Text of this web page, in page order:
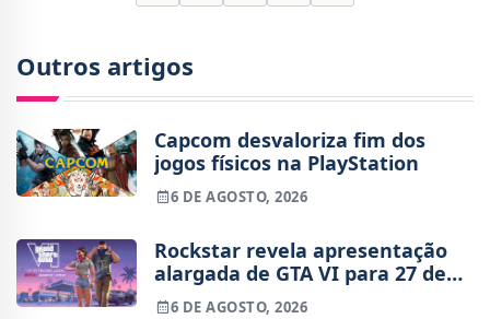
Outros artigos
Capcom desvaloriza fim dos
jogos físicos na PlayStation
6 DE AGOSTO, 2026
Rockstar revela apresentação
alargada de GTA VI para 27 de
agosto
6 DE AGOSTO, 2026